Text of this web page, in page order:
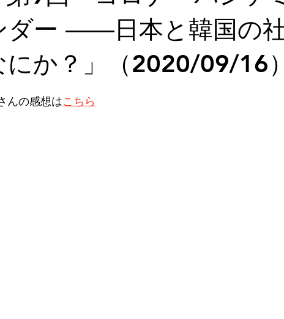
ダー ――日本と韓国の
にか？」（2020/09/16
んの感想はこちら